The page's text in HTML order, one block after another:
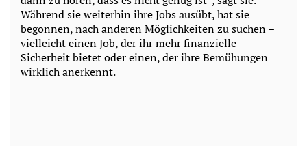
Während sie weiterhin ihre Jobs ausübt, hat sie
begonnen, nach anderen Möglichkeiten zu suchen –
vielleicht einen Job, der ihr mehr finanzielle
Sicherheit bietet oder einen, der ihre Bemühungen
wirklich anerkennt.